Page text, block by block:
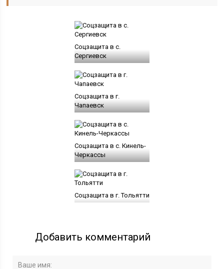
Соцзащита в с.
Сергиевск
Соцзащита в г.
Чапаевск
Соцзащита в с. Кинель-
Черкассы
Соцзащита в г. Тольятти
Добавить комментарий